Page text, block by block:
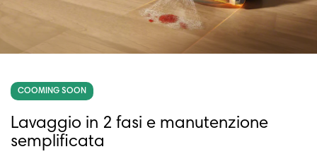
COOMING SOON
Lavaggio in 2 fasi e manutenzione
semplificata